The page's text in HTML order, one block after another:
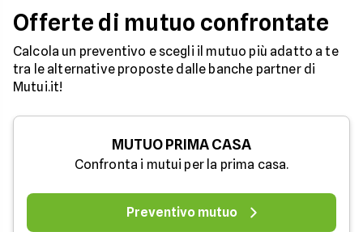
Offerte di mutuo confrontate
Calcola un preventivo e scegli il mutuo più adatto a te
tra le alternative proposte dalle banche partner di
Mutui.it!
MUTUO PRIMA CASA
Confronta i mutui per la prima casa.
Preventivo mutuo